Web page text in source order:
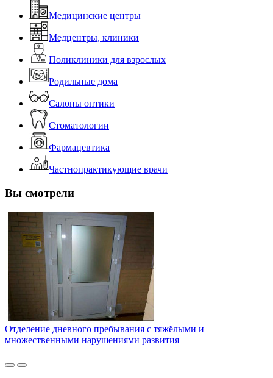
Медицинские центры
Медцентры, клиники
Поликлиники для взрослых
Родильные дома
Салоны оптики
Стоматологии
Фармацевтика
Частнопрактикующие врачи
Вы смотрели
Отделение дневного пребывания с тяжёлыми и
множественными нарушениями развития